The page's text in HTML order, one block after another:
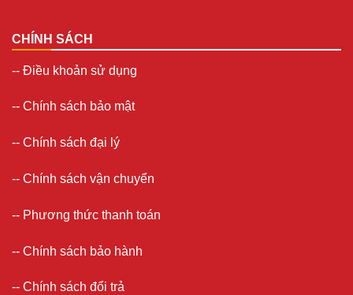
CHÍNH SÁCH
-- Điều khoản sử dụng
-- Chính sách bảo mật
-- Chính sách đại lý
-- Chính sách vận chuyển
-- Phương thức thanh toán
-- Chính sách bảo hành
-- Chính sách đổi trả